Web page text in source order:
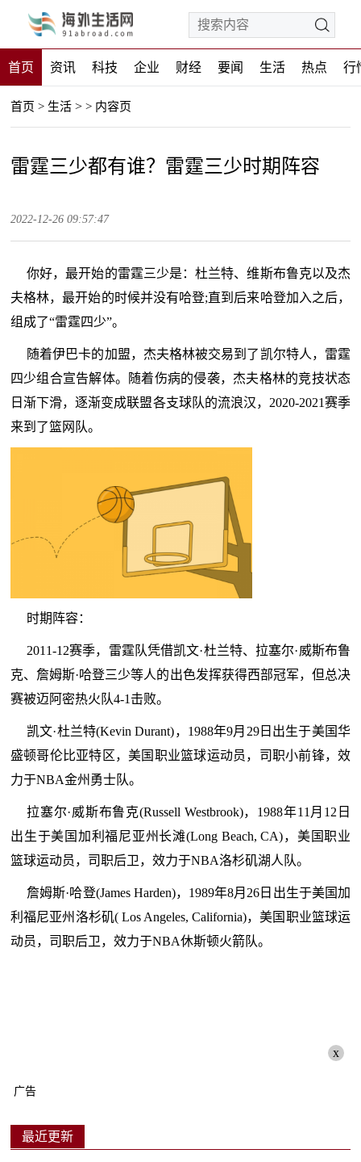
首页 资讯 科技 企业 财经 要闻 生活 热点 行
首页 > 生活 > > 内容页
雷霆三少都有谁？雷霆三少时期阵容
2022-12-26 09:57:47
你好，最开始的雷霆三少是：杜兰特、维斯布鲁克以及杰
夫格林，最开始的时候并没有哈登;直到后来哈登加入之后，
组成了“雷霆四少”。
随着伊巴卡的加盟，杰夫格林被交易到了凯尔特人，雷霆
四少组合宣告解体。随着伤病的侵袭，杰夫格林的竞技状态
日渐下滑，逐渐变成联盟各支球队的流浪汉，2020-2021赛季
来到了篮网队。
时期阵容：
2011-12赛季，雷霆队凭借凯文·杜兰特、拉塞尔·威斯布鲁
克、詹姆斯·哈登三少等人的出色发挥获得西部冠军，但总决
赛被迈阿密热火队4-1击败。
凯文·杜兰特(Kevin Durant)，1988年9月29日出生于美国华
盛顿哥伦比亚特区，美国职业篮球运动员，司职小前锋，效
力于NBA金州勇士队。
拉塞尔·威斯布鲁克(Russell Westbrook)，1988年11月12日
出生于美国加利福尼亚州长滩(Long Beach, CA)，美国职业
篮球运动员，司职后卫，效力于NBA洛杉矶湖人队。
詹姆斯·哈登(James Harden)，1989年8月26日出生于美国加
利福尼亚州洛杉矶( Los Angeles, California)，美国职业篮球运
动员，司职后卫，效力于NBA休斯顿火箭队。
x
广告
最近更新